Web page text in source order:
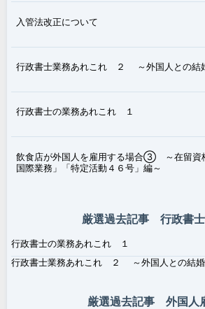
入管法改正について
行政書士業務あれこれ ２ ～外国人との結
行政書士の業務あれこれ １
飲食店が外国人を雇用する場合③ ～在留資
国際業務」「特定活動４６号」編～
厳選過去記事 行政書
行政書士の業務あれこれ １
行政書士業務あれこれ ２ ～外国人との結婚
厳選過去記事 外国人